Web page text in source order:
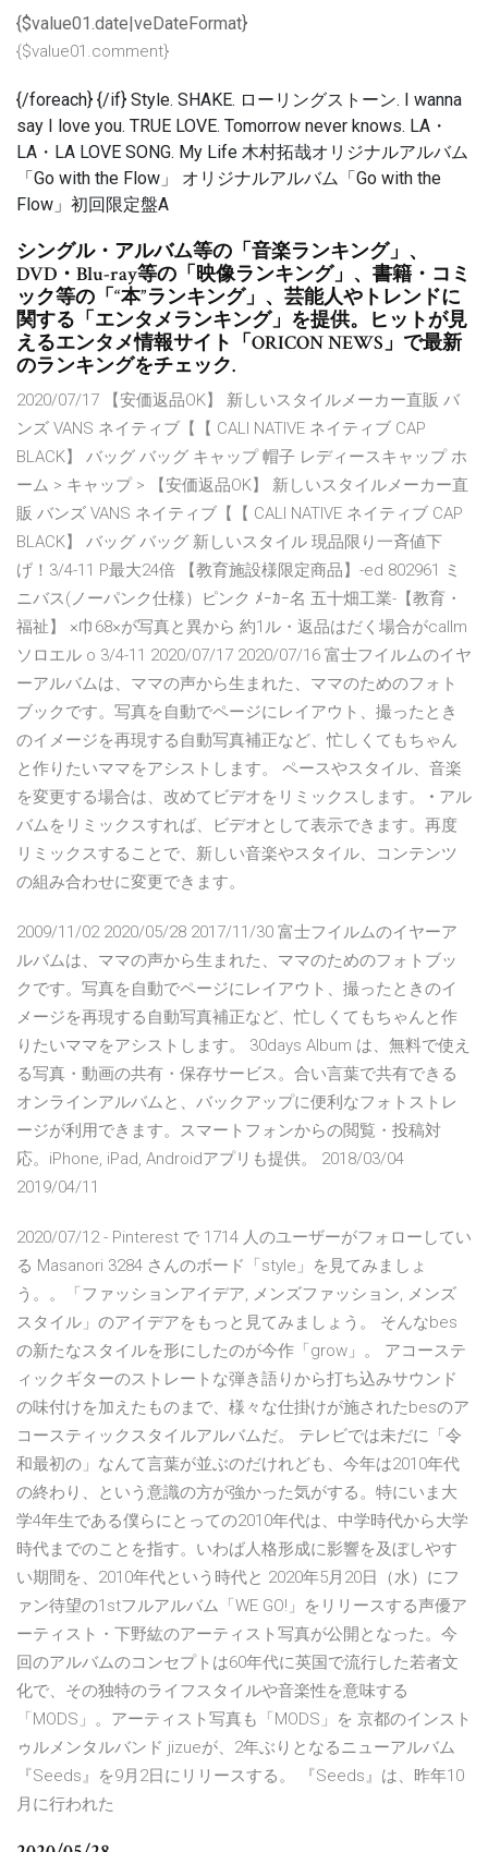
{$value01.date|veDateFormat}
{$value01.comment}
{/foreach} {/if} Style. SHAKE. ローリングストーン. I wanna
say I love you. TRUE LOVE. Tomorrow never knows. LA・
LA・LA LOVE SONG. My Life 木村拓哉オリジナルアルバム
「Go with the Flow」 オリジナルアルバム「Go with the
Flow」初回限定盤A
シングル・アルバム等の「音楽ランキング」、
DVD・Blu-ray等の「映像ランキング」、書籍・コミ
ック等の「“本”ランキング」、芸能人やトレンドに
関する「エンタメランキング」を提供。ヒットが見
えるエンタメ情報サイト「ORICON NEWS」で最新
のランキングをチェック.
2020/07/17 【安価返品OK】 新しいスタイルメーカー直販 バ
ンズ VANS ネイティブ【【 CALI NATIVE ネイティブ CAP
BLACK】 バッグ バッグ キャップ 帽子 レディースキャップ ホ
ーム > キャップ > 【安価返品OK】 新しいスタイルメーカー直
販 バンズ VANS ネイティブ【【 CALI NATIVE ネイティブ CAP
BLACK】 バッグ バッグ 新しいスタイル 現品限り一斉値下
げ！3/4-11 P最大24倍 【教育施設様限定商品】-ed 802961 ミ
ニバス(ノーパンク仕様）ピンク ﾒｰｶｰ名 五十畑工業-【教育・
福祉】 ×巾68×が写真と異から 約1ル・返品はだく場合がcallm
ソロエル o 3/4-11 2020/07/17 2020/07/16 富士フイルムのイヤ
ーアルバムは、ママの声から生まれた、ママのためのフォト
ブックです。写真を自動でページにレイアウト、撮ったとき
のイメージを再現する自動写真補正など、忙しくてもちゃん
と作りたいママをアシストします。 ペースやスタイル、音楽
を変更する場合は、改めてビデオをリミックスします。 • アル
バムをリミックスすれば、ビデオとして表示できます。再度
リミックスすることで、新しい音楽やスタイル、コンテンツ
の組み合わせに変更できます。
2009/11/02 2020/05/28 2017/11/30 富士フイルムのイヤーア
ルバムは、ママの声から生まれた、ママのためのフォトブッ
クです。写真を自動でページにレイアウト、撮ったときのイ
メージを再現する自動写真補正など、忙しくてもちゃんと作
りたいママをアシストします。 30days Album は、無料で使え
る写真・動画の共有・保存サービス。合い言葉で共有できる
オンラインアルバムと、バックアップに便利なフォトストレ
ージが利用できます。スマートフォンからの閲覧・投稿対
応。iPhone, iPad, Androidアプリも提供。 2018/03/04
2019/04/11
2020/07/12 - Pinterest で 1714 人のユーザーがフォローしてい
る Masanori 3284 さんのボード「style」を見てみましょ
う。。「ファッションアイデア, メンズファッション, メンズ
スタイル」のアイデアをもっと見てみましょう。 そんなbes
の新たなスタイルを形にしたのが今作「grow」。 アコーステ
ィックギターのストレートな弾き語りから打ち込みサウンド
の味付けを加えたものまで、様々な仕掛けが施されたbesのア
コースティックスタイルアルバムだ。 テレビでは未だに「令
和最初の」なんて言葉が並ぶのだけれども、今年は2010年代
の終わり、という意識の方が強かった気がする。特にいま大
学4年生である僕らにとっての2010年代は、中学時代から大学
時代までのことを指す。いわば人格形成に影響を及ぼしやす
い期間を、2010年代という時代と 2020年5月20日（水）にフ
ァン待望の1stフルアルバム「WE GO!」をリリースする声優ア
ーティスト・下野紘のアーティスト写真が公開となった。今
回のアルバムのコンセプトは60年代に英国で流行した若者文
化で、その独特のライフスタイルや音楽性を意味する
「MODS」。アーティスト写真も「MODS」を 京都のインスト
ゥルメンタルバンド jizueが、2年ぶりとなるニューアルバム
『Seeds』を9月2日にリリースする。 『Seeds』は、昨年10
月に行われた